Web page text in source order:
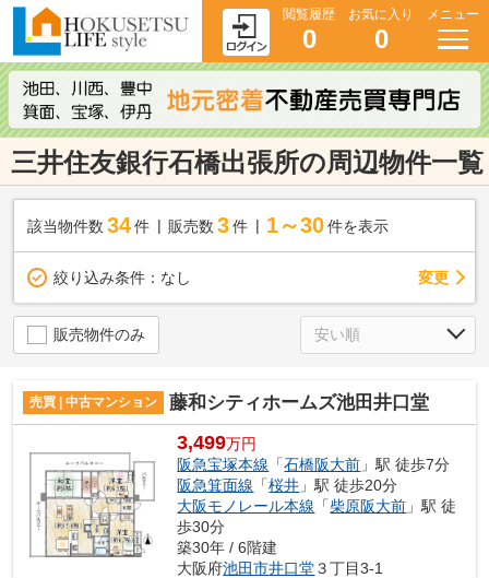
閲覧履歴
0
お気に入り
0
メニュー
三井住友銀行石橋出張所の周辺物件一覧
該当物件数 34件 販売数 3 件 1～30 件を表示
絞り込み条件： なし 変更
販売物件のみ
売買 | 中古マンション 藤和シティホームズ池田井口堂
3,499万円
阪急宝塚本線 「石橋阪大前 」駅 徒歩7分
阪急箕面線 「桜井 」駅 徒歩20分
大阪モノレール本線 「柴原阪大前 」駅 徒
歩30分
築30年 / 6階建
大阪府池田市井口堂３丁目3-1